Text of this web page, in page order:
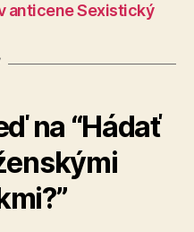
anticene Sexistický
na “Hádať